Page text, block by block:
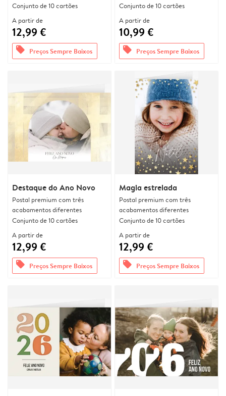
Conjunto de 10 cartões
A partir de
12,99 €
offers Preços Sempre Baixos
Conjunto de 10 cartões
A partir de
10,99 €
offers Preços Sempre Baixos
Destaque do Ano Novo
Postal premium com três
acabamentos diferentes
Conjunto de 10 cartões
A partir de
12,99 €
offers Preços Sempre Baixos
Magia estrelada
Postal premium com três
acabamentos diferentes
Conjunto de 10 cartões
A partir de
12,99 €
offers Preços Sempre Baixos